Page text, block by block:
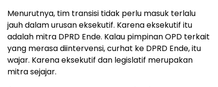
Menurutnya, tim transisi tidak perlu masuk terlalu
jauh dalam urusan eksekutif. Karena eksekutif itu
adalah mitra DPRD Ende. Kalau pimpinan OPD terkait
yang merasa diintervensi, curhat ke DPRD Ende, itu
wajar. Karena eksekutif dan legislatif merupakan
mitra sejajar.